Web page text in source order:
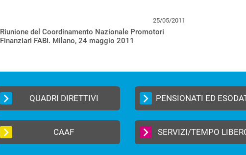
25/05/2011
Riunione del Coordinamento Nazionale Promotori
Finanziari FABI. Milano, 24 maggio 2011
QUADRI DIRETTIVI PENSIONATI ED
CAAF SERVIZI/TEMPO